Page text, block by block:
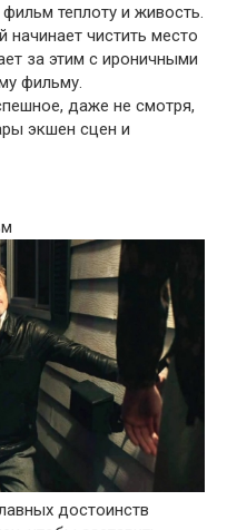
теплоту и живость.
начинает чистить место
за этим с ироничными
фильму.
даже не смотря,
экшен сцен и
достоинств